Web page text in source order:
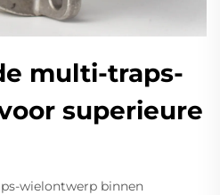
multi-traps-
superieure
wielontwerp binnen